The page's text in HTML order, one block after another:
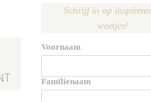
Schrijf in op
weetjes!
Voornaam
Familienaam